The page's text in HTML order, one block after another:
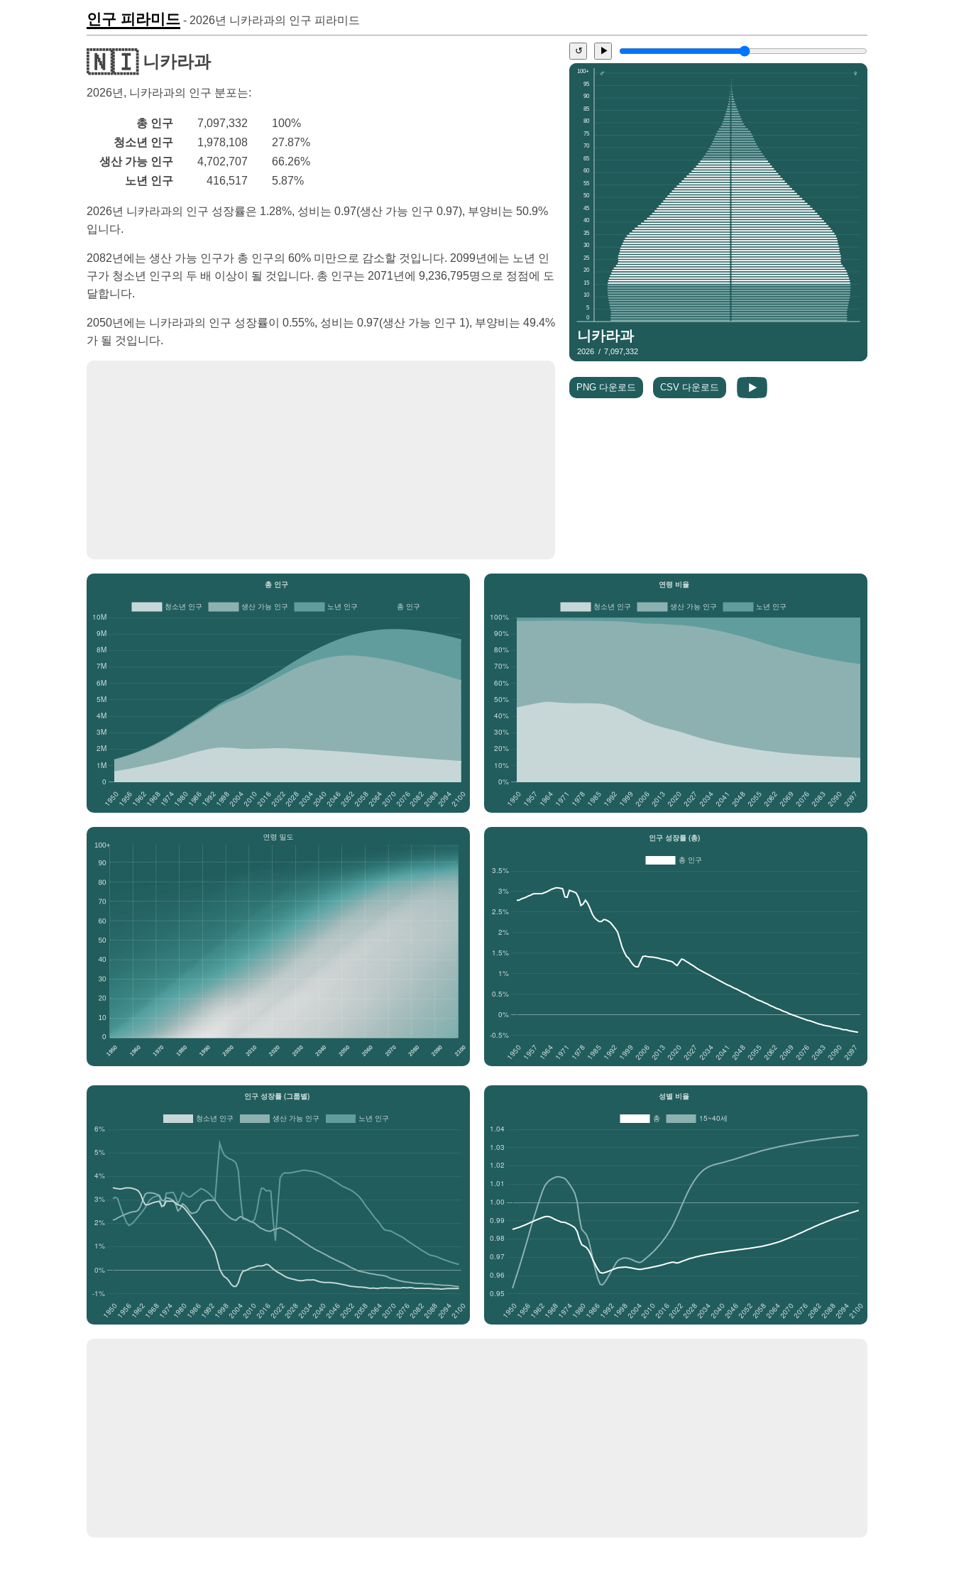
인구 피라미드 - 2026년 니카라과의 인구 피라미드
🇳🇮니카라과
2026년, 니카라과의 인구 분포는:
총 인구 7,097,332
100%
청소년 인구
1,978,108
27.87%
생산 가능 인구
4,702,707
66.26%
노년 인구
416,517 5.87%
2026년 니카라과의 인구 성장률은 1.28%, 성비는 0.97(생산 가능 인구 0.97), 부양비는 50.9%
입니다.
2082년에는 생산 가능 인구가 총 인구의 60% 미만으로 감소할 것입니다. 2099년에는 노년 인
구가 청소년 인구의 두 배 이상이 될 것입니다. 총 인구는 2071년에 9,236,795명으로 정점에 도
달합니다.
2050년에는 니카라과의 인구 성장률이 0.55%, 성비는 0.97(생산 가능 인구 1), 부양비는 49.4%
가 될 것입니다.
↺ ▶
PNG 다운로드 CSV 다운로드